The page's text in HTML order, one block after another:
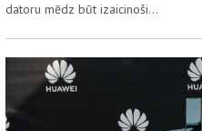
datoru mēdz būt izaicinoši…